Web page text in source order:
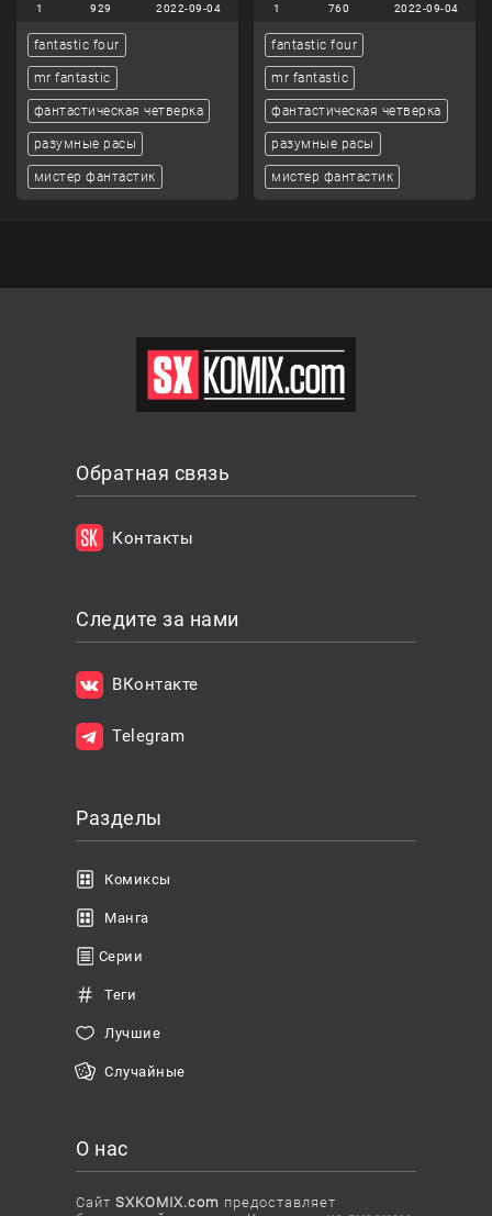
1 929 2022-09-04
fantastic four
mr fantastic
фантастическая четверка
разумные расы
мистер фантастик
1 760 2022-09-04
fantastic four
mr fantastic
фантастическая четверка
разумные расы
мистер фантастик
Обратная связь
Контакты
Следите за нами
ВКонтакте
Telegram
Разделы
Комиксы
Манга
Серии
Теги
Лучшие
Случайные
О нас
Сайт SXKOMIX.com предоставляет